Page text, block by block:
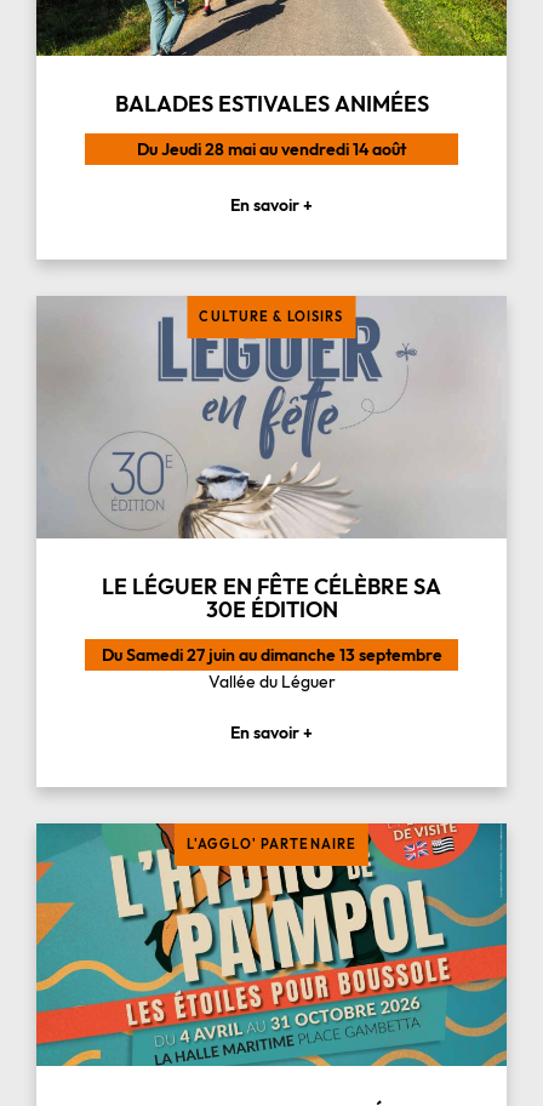
BALADES ESTIVALES ANIMÉES
Du Jeudi 28 mai au vendredi 14 août
En savoir +
CULTURE & LOISIRS
LE LÉGUER EN FÊTE CÉLÈBRE SA
30E ÉDITION
Du Samedi 27 juin au dimanche 13 septembre
Vallée du Léguer
En savoir +
L'AGGLO' PARTENAIRE